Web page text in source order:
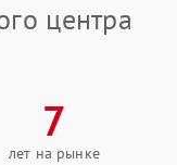
центра
7
лет на рынке